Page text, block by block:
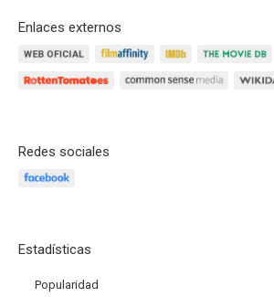
Enlaces externos
Redes sociales
Estadísticas
Popularidad